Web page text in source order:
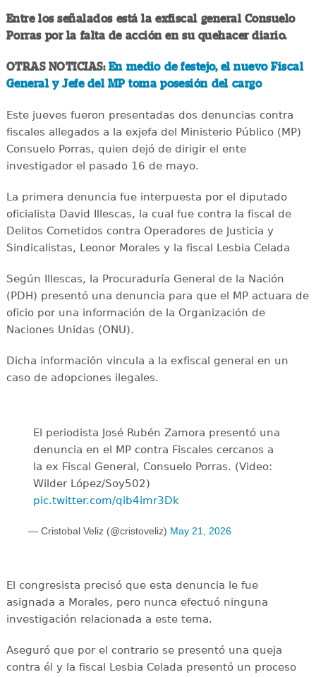
Entre los señalados está la exfiscal general Consuelo
Porras por la falta de acción en su quehacer diario.
OTRAS NOTICIAS: En medio de festejo, el nuevo Fiscal
General y Jefe del MP toma posesión del cargo
Este jueves fueron presentadas dos denuncias contra
fiscales allegados a la exjefa del Ministerio Público (MP)
Consuelo Porras, quien dejó de dirigir el ente
investigador el pasado 16 de mayo.
La primera denuncia fue interpuesta por el diputado
oficialista David Illescas, la cual fue contra la fiscal de
Delitos Cometidos contra Operadores de Justicia y
Sindicalistas, Leonor Morales y la fiscal Lesbia Celada
Según Illescas, la Procuraduría General de la Nación
(PDH) presentó una denuncia para que el MP actuara de
oficio por una información de la Organización de
Naciones Unidas (ONU).
Dicha información vincula a la exfiscal general en un
caso de adopciones ilegales.
El periodista José Rubén Zamora presentó una
denuncia en el MP contra Fiscales cercanos a
la ex Fiscal General, Consuelo Porras. (Video:
Wilder López/Soy502)
pic.twitter.com/qib4imr3Dk
— Cristobal Veliz (@cristoveliz) May 21, 2026
El congresista precisó que esta denuncia le fue
asignada a Morales, pero nunca efectuó ninguna
investigación relacionada a este tema.
Aseguró que por el contrario se presentó una queja
contra él y la fiscal Lesbia Celada presentó un proceso